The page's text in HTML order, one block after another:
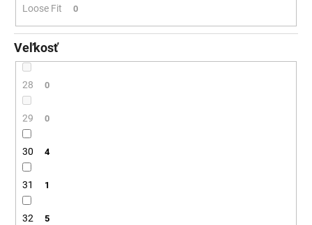
Loose Fit 0
Veľkosť
28 0
29 0
30 4
31 1
32 5